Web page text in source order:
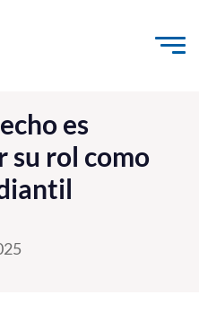
es
su rol como